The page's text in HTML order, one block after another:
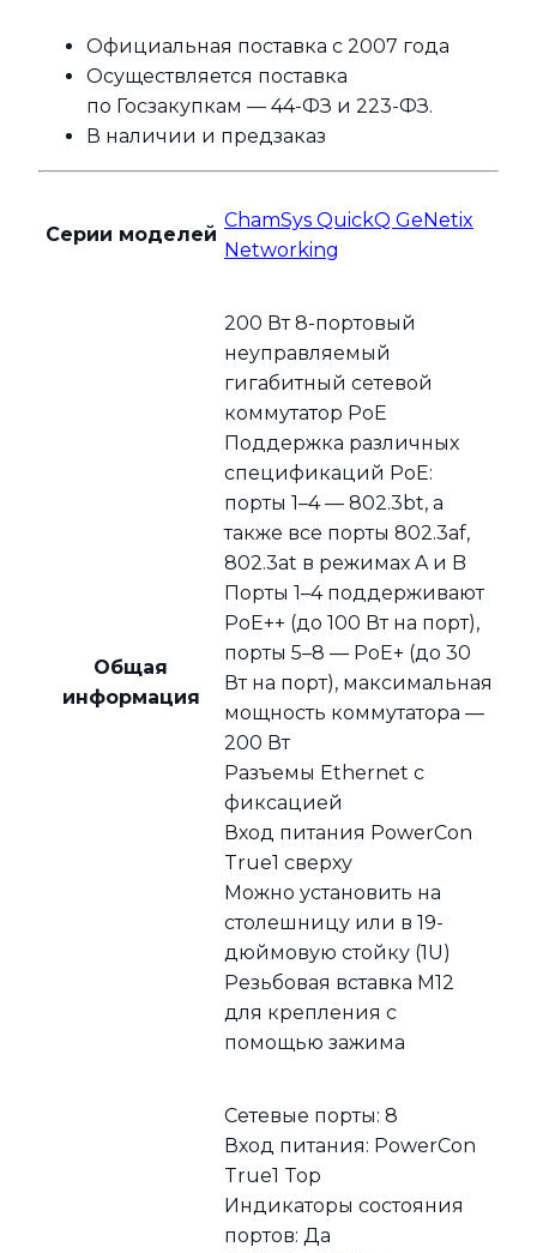
Официальная поставка с 2007 года
Осуществляется поставка
по Госзакупкам — 44-ФЗ и 223-ФЗ.
В наличии и предзаказ
Серии моделей
ChamSys QuickQ GeNetix
Networking
Общая
информация
200 Вт 8-портовый
неуправляемый
гигабитный сетевой
коммутатор PoE
Поддержка различных
спецификаций PoE:
порты 1–4 — 802.3bt, а
также все порты 802.3af,
802.3at в режимах A и B
Порты 1–4 поддерживают
PoE++ (до 100 Вт на порт),
порты 5–8 — PoE+ (до 30
Вт на порт), максимальная
мощность коммутатора —
200 Вт
Разъемы Ethernet с
фиксацией
Вход питания PowerCon
True1 сверху
Можно установить на
столешницу или в 19-
дюймовую стойку (1U)
Резьбовая вставка M12
для крепления с
помощью зажима
Сетевые порты: 8
Вход питания: PowerCon
True1 Top
Индикаторы состояния
портов: Да